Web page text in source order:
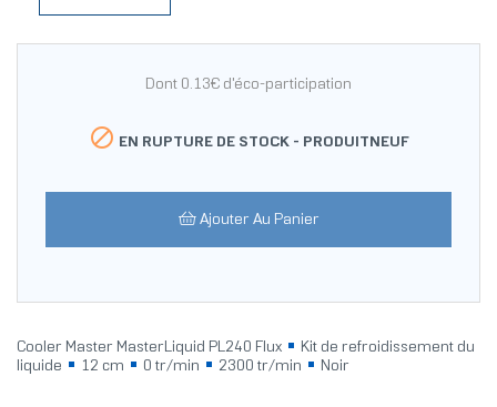
Dont 0.13€ d'éco-participation
 EN RUPTURE DE STOCK - PRODUITNEUF
Ajouter Au Panier
Cooler Master MasterLiquid PL240 Flux
Kit de refroidissement du
liquide
12 cm 0 tr/min 2300 tr/min Noir